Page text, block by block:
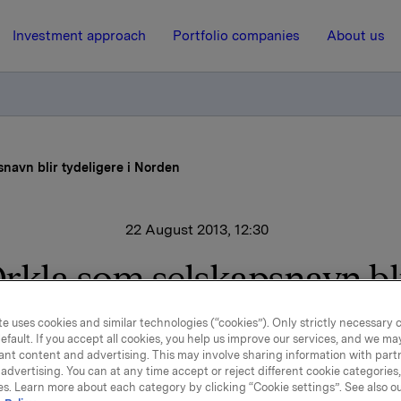
Investment approach Portfolio companies About us
blir tydeligere i Norden
22 August 2013, 12:30
som selskapsnavn
tydeligere i Norden
innen matvarer, sjokolade og kjeks i Norden får nå
uses cookies and similar technologies (“cookies”). Only strictly necessary
If you accept all cookies, you help us improve our services, and we
content and advertising. This may involve sharing information with
You can at any time accept or reject different cookie
Learn more about each category by clicking “Cookie settings”. See also